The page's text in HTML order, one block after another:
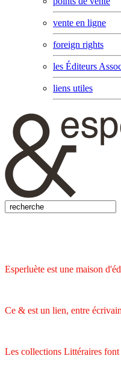
vente en ligne
foreign rights
les Éditeurs
liens utiles
Esperluète est une maison
Ce & est un lien, entre
Les collections Littéraires font